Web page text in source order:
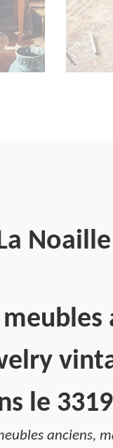
le
anciens,